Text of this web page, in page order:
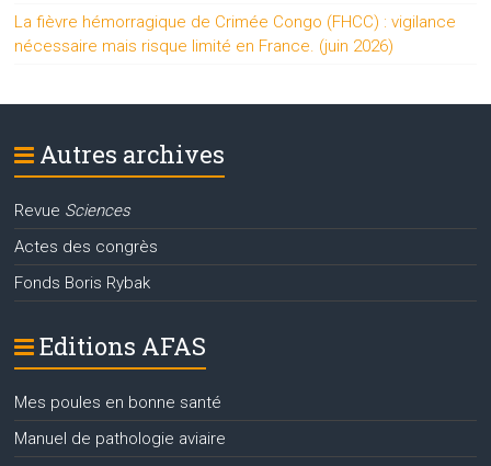
La fièvre hémorragique de Crimée Congo (FHCC) : vigilance
nécessaire mais risque limité en France. (juin 2026)
Autres archives
Revue Sciences
Actes des congrès
Fonds Boris Rybak
Editions AFAS
Mes poules en bonne santé
Manuel de pathologie aviaire